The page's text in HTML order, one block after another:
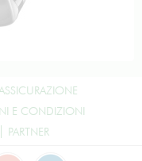
ASSICURAZIONE
E CONDIZIONI
PARTNER